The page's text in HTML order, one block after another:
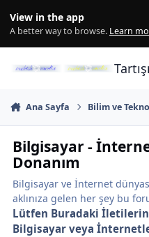
View in the app
A better way to browse. Learn
Ana Sayfa Bilim ve
Bilgisayar -
Donanım
Bilgisayar ve İnternet
aklınıza gelen her şey bu
Lütfen Buradaki
Bilgisayar veya